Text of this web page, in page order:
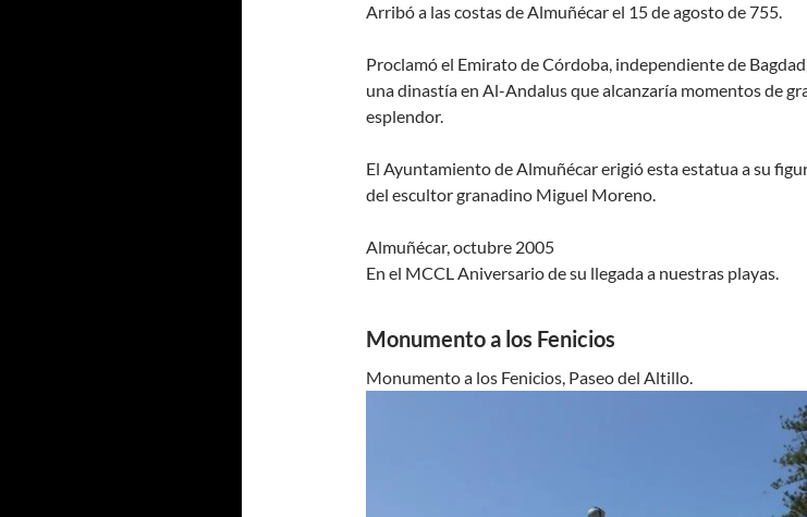
Arribó a las costas de Almuñécar el 15 de agosto de 755.
Proclamó el Emirato de Córdoba, independiente de
una dinastía en Al-Andalus que alcanzaría momentos de
esplendor.
El Ayuntamiento de Almuñécar erigió esta estatua a su
del escultor granadino Miguel Moreno.
Almuñécar, octubre 2005
En el MCCL Aniversario de su llegada a nuestras playas.
Monumento a los Fenicios
Monumento a los Fenicios, Paseo del Altillo.